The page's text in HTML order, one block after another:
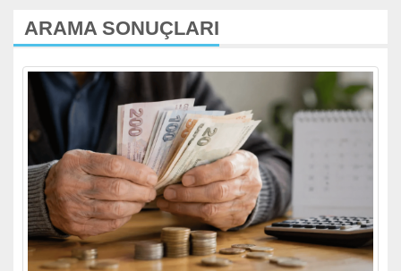
ARAMA SONUÇLARI